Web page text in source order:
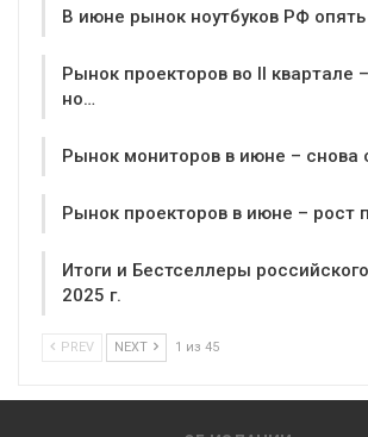
В июне рынок ноутбуков РФ
Рынок проекторов во II квартале
но…
Рынок мониторов в июне – снова
Рынок проекторов в июне – рост
Итоги и Бестселлеры
2025 г.
PREV NEXT 1 из 45